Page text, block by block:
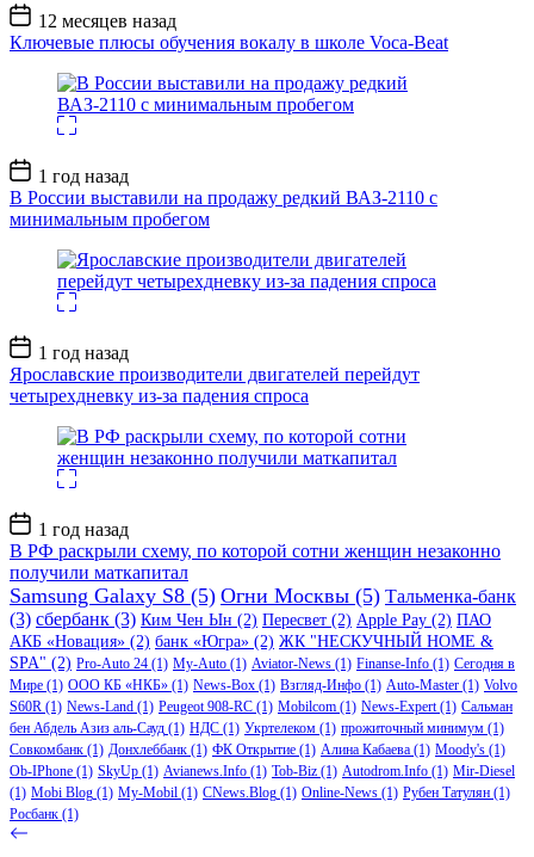
Дата
записи
12 месяцев назад
Ключевые плюсы обучения вокалу в школе Voca-Beat
Дата
записи
1 год назад
В России выставили на продажу редкий ВАЗ-2110 с
минимальным пробегом
Дата
записи
1 год назад
Ярославские производители двигателей перейдут
четырехдневку из-за падения спроса
Дата
записи
1 год назад
В РФ раскрыли схему, по которой сотни женщин незаконно
получили маткапитал
Samsung Galaxy S8 (5) Огни Москвы (5) Тальменка-банк
(3) сбербанк (3) Ким Чен Ын (2) Пересвет (2) Apple Pay (2) ПАО
АКБ «Новация» (2) банк «Югра» (2) ЖК "НЕСКУЧНЫЙ HOME &
SPA" (2) Pro-Auto 24 (1) My-Auto (1) Aviator-News (1) Finanse-Info (1) Сегодня в
Мире (1) ООО КБ «НКБ» (1) News-Box (1) Взгляд-Инфо (1) Auto-Master (1) Volvo
S60R (1) News-Land (1) Peugeot 908-RC (1) Mobilcom (1) News-Expert(1) Сальман
бен Абдель Азиз аль-Сауд (1) НДС (1) Укртелеком (1) прожиточный минимум (1)
Совкомбанк (1) Донхлеббанк (1) ФК Открытие (1) Алина Кабаева (1) Moody's (1)
Ob-IPhone (1) SkyUp (1) Avianews.Info (1) Tob-Biz (1) Autodrom.Info (1) Mir-Diesel
(1) Mobi Blog (1) My-Mobil (1) CNews.Blog (1) Online-News (1) Рубен Татулян (1)
Росбанк (1)